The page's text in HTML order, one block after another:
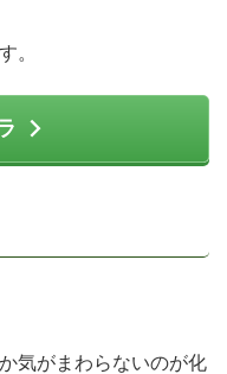
。
気がまわらないのが化